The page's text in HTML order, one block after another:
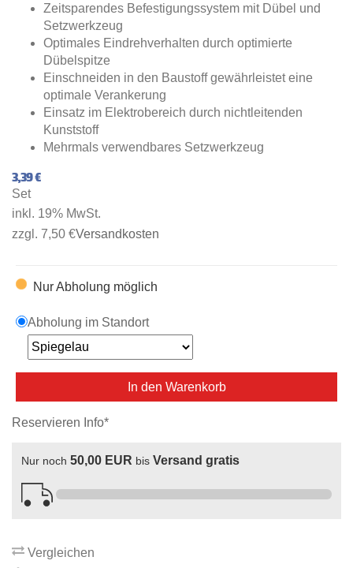
Zeitsparendes Befestigungssystem mit Dübel und
Setzwerkzeug
Optimales Eindrehverhalten durch optimierte
Dübelspitze
Einschneiden in den Baustoff gewährleistet eine
optimale Verankerung
Einsatz im Elektrobereich durch nichtleitenden
Kunststoff
Mehrmals verwendbares Setzwerkzeug
3,39 €
Set
inkl. 19% MwSt.
zzgl. 7,50 €Versandkosten
Nur Abholung möglich
Abholung im Standort
In den Warenkorb
Reservieren Info*
Nur noch 50,00 EUR bis Versand gratis
Vergleichen